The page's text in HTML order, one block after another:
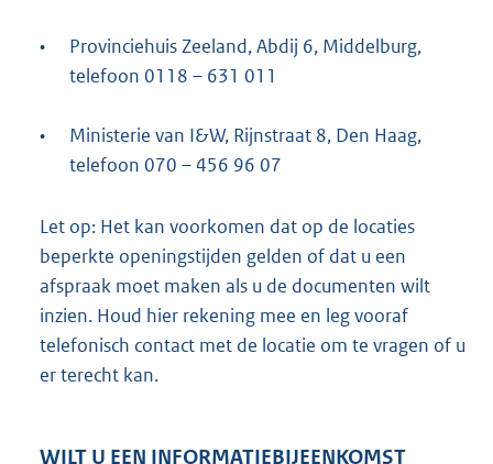
•
Provinciehuis Zeeland, Abdij 6, Middelburg,
telefoon 0118 – 631 011
•
Ministerie van I&W, Rijnstraat 8, Den Haag,
telefoon 070 – 456 96 07
Let op: Het kan voorkomen dat op de locaties
beperkte openingstijden gelden of dat u een
afspraak moet maken als u de documenten wilt
inzien. Houd hier rekening mee en leg vooraf
telefonisch contact met de locatie om te vragen of u
er terecht kan.
WILT U EEN INFORMATIEBIJEENKOMST